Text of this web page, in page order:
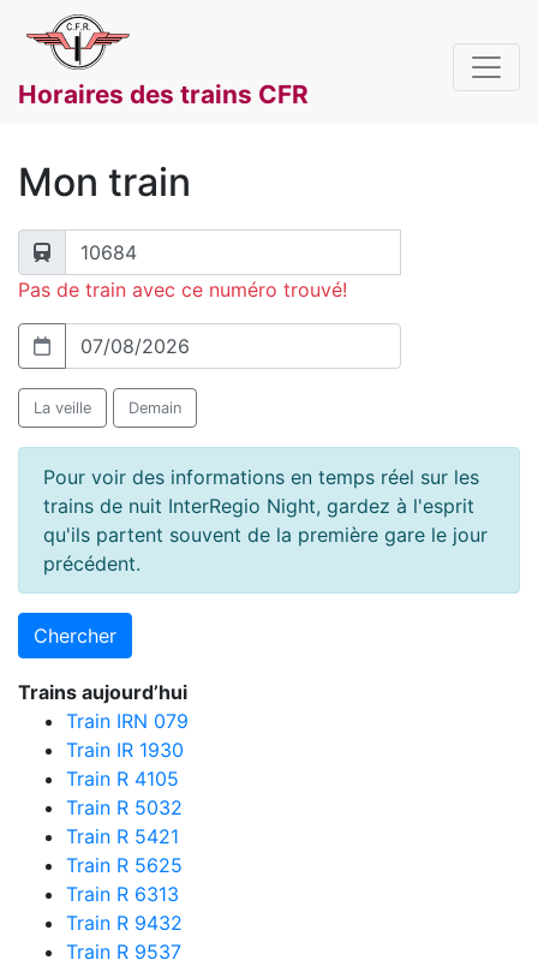
Horaires des trains CFR
Mon train
Pas de train avec ce numéro trouvé!
La veille Demain
Pour voir des informations en temps réel sur les
trains de nuit InterRegio Night, gardez à l'esprit
qu'ils partent souvent de la première gare le jour
précédent.
Trains aujourd’hui
Train IRN 079
Train IR 1930
Train R 4105
Train R 5032
Train R 5421
Train R 5625
Train R 6313
Train R 9432
Train R 9537